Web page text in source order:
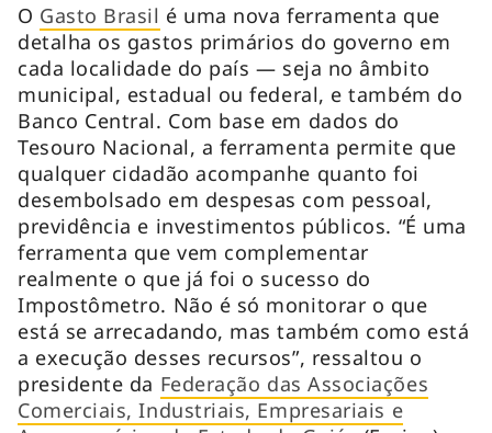
O Gasto Brasil é uma nova ferramenta que
detalha os gastos primários do governo em
cada localidade do país — seja no âmbito
municipal, estadual ou federal, e também do
Banco Central. Com base em dados do
Tesouro Nacional, a ferramenta permite que
qualquer cidadão acompanhe quanto foi
desembolsado em despesas com pessoal,
previdência e investimentos públicos. “É uma
ferramenta que vem complementar
realmente o que já foi o sucesso do
Impostômetro. Não é só monitorar o que
está se arrecadando, mas também como está
a execução desses recursos”, ressaltou o
presidente da Federação das Associações
Comerciais, Industriais, Empresariais e